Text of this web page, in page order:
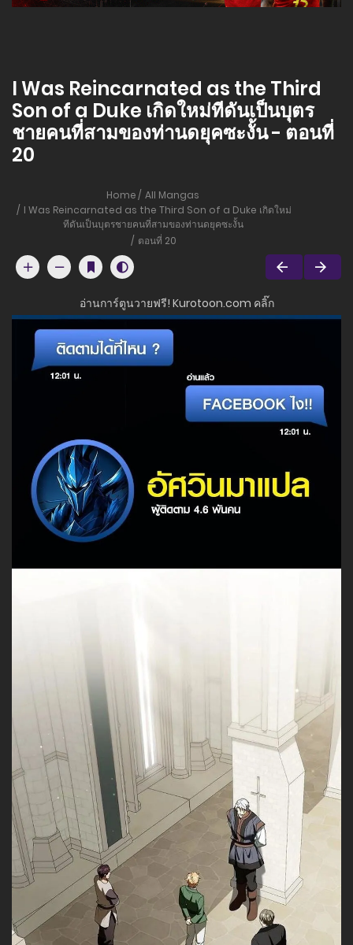
I Was Reincarnated as the Third
Son of a Duke เกิดใหม่ทีดันเป็นบุตร
ชายคนที่สามของท่านดยุคซะงั้น - ตอนที่
20
Home
All Mangas
I Was Reincarnated as the Third Son of a Duke เกิดใหม่
ทีดันเป็นบุตรชายคนที่สามของท่านดยุคซะงั้น
ตอนที่ 20
อ่านการ์ตูนวายฟรี! Kurotoon.com คลิ๊ก